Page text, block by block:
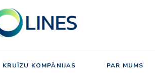
KRUĪZU KOMPĀNIJAS PAR MUMS